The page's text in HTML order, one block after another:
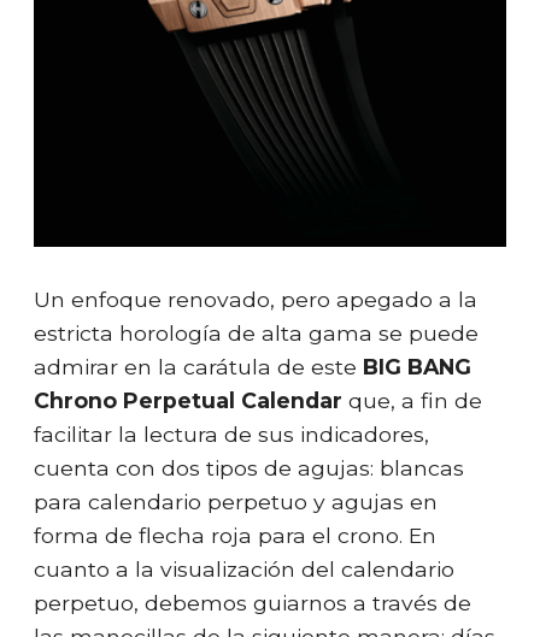
Un enfoque renovado, pero apegado a la
estricta horología de alta gama se puede
admirar en la carátula de este BIG BANG
Chrono Perpetual Calendar que, a fin de
facilitar la lectura de sus indicadores,
cuenta con dos tipos de agujas: blancas
para calendario perpetuo y agujas en
forma de flecha roja para el crono. En
cuanto a la visualización del calendario
perpetuo, debemos guiarnos a través de